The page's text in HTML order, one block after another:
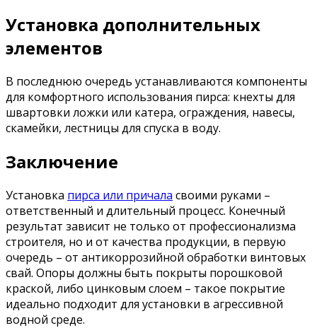
Установка дополнительных
элементов
В последнюю очередь устанавливаются компоненты
для комфортного использования пирса: кнехты для
швартовки ложки или катера, ограждения, навесы,
скамейки, лестницы для спуска в воду.
Заключение
Установка пирса или причала своими руками –
ответственный и длительный процесс. Конечный
результат зависит не только от профессионализма
строителя, но и от качества продукции, в первую
очередь – от антикоррозийной обработки винтовых
свай. Опоры должны быть покрыты порошковой
краской, либо цинковым слоем – такое покрытие
идеально подходит для установки в агрессивной
водной среде.